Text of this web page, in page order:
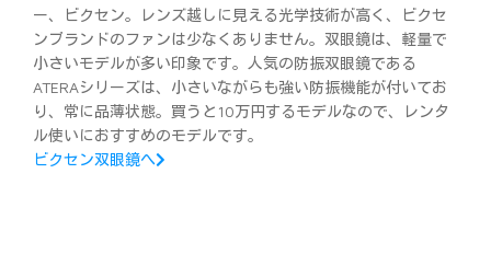
ー、ビクセン。レンズ越しに見える光学技術が高く、ビクセ
ンブランドのファンは少なくありません。双眼鏡は、軽量で
小さいモデルが多い印象です。人気の防振双眼鏡である
ATERAシリーズは、小さいながらも強い防振機能が付いてお
り、常に品薄状態。買うと10万円するモデルなので、レンタ
ル使いにおすすめのモデルです。
ビクセン双眼鏡へ